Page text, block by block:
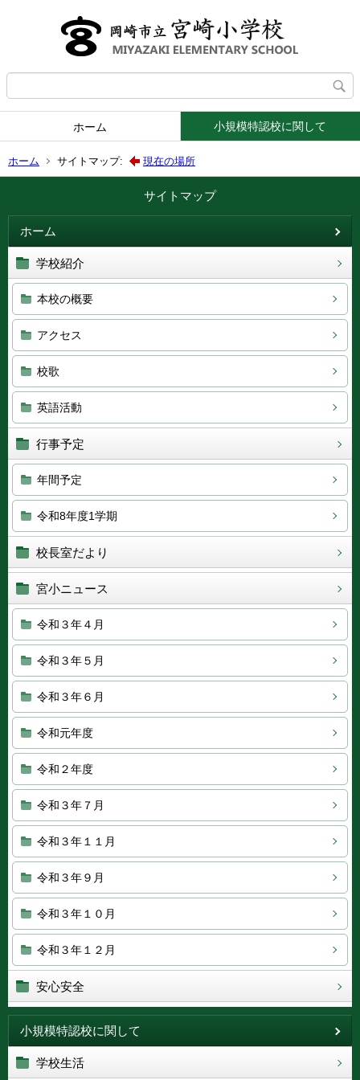
ホーム 小規模特認校に関して
ホーム サイトマップ: 現在の場所
サイトマップ
ホーム
学校紹介
本校の概要
アクセス
校歌
英語活動
行事予定
年間予定
令和8年度1学期
校長室だより
宮小ニュース
令和３年４月
令和３年５月
令和３年６月
令和元年度
令和２年度
令和３年７月
令和３年１１月
令和３年９月
令和３年１０月
令和３年１２月
安心安全
小規模特認校に関して
学校生活